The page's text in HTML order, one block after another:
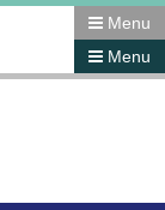
Menu
Menu